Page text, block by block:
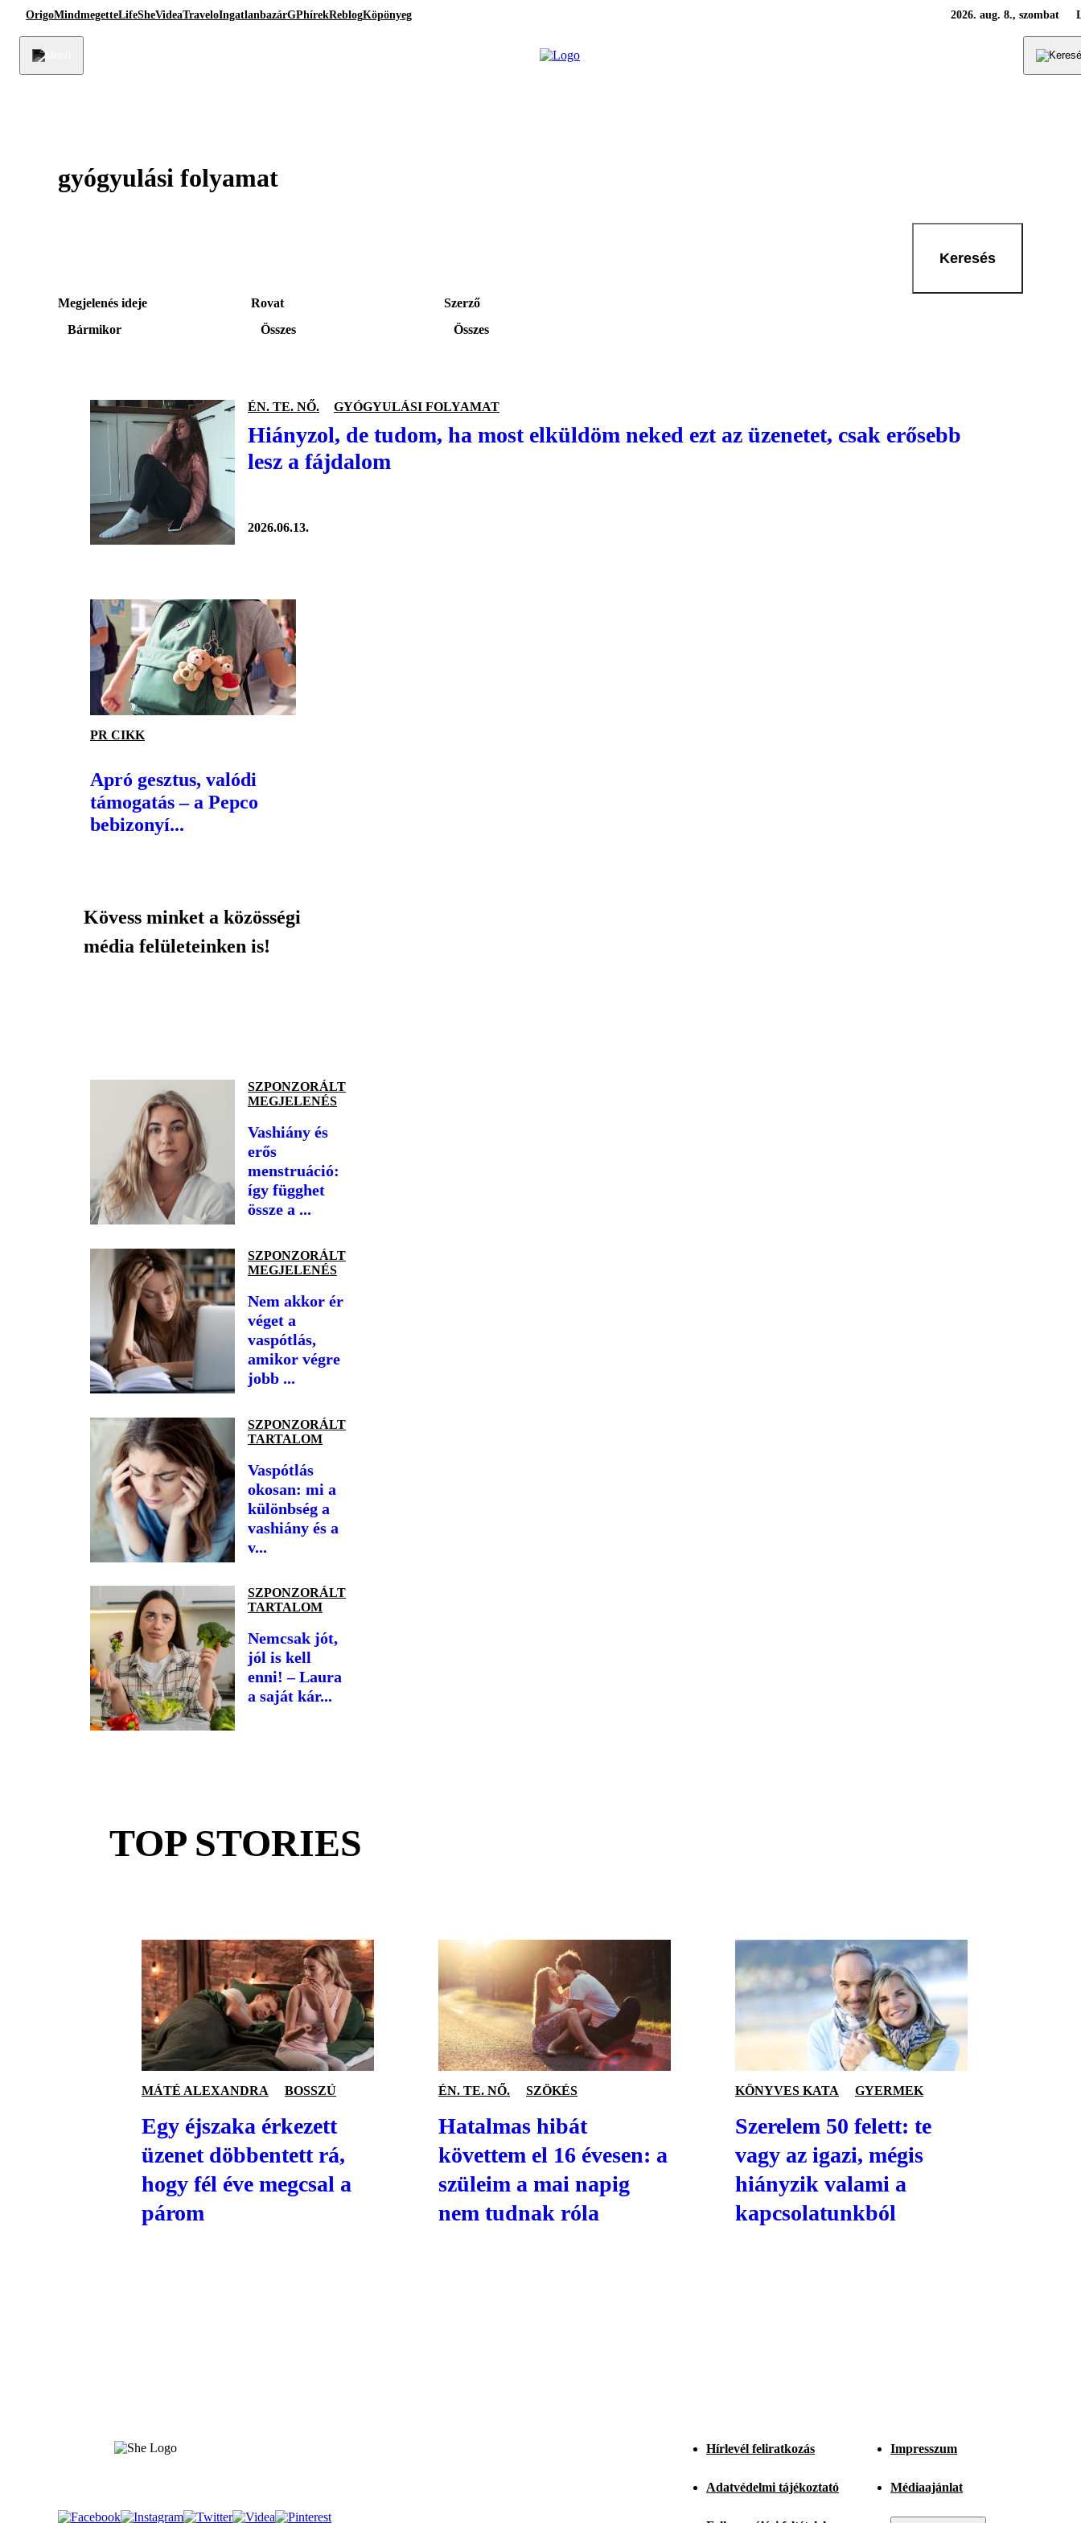
OrigoMindmegetteLifeSheVideaTraveloIngatlanbazárGPhírekReblogKöpönyeg 2026. aug. 8., szombat
gyógyulási folyamat
Keresés
Megjelenés ideje
Bármikor
Rovat
Összes
Szerző
Összes
ÉN. TE. NŐ. GYÓGYULÁSI FOLYAMAT
Hiányzol, de tudom, ha most elküldöm neked ezt az üzenetet, csak erősebb
lesz a fájdalom
2026.06.13.
PR CIKK
Apró gesztus, valódi
támogatás – a Pepco
bebizonyí...
Kövess minket a közösségi
média felületeinken is!
SZPONZORÁLT
MEGJELENÉS
Vashiány és
erős
menstruáció:
így függhet
össze a ...
SZPONZORÁLT
MEGJELENÉS
Nem akkor ér
véget a
vaspótlás,
amikor végre
jobb ...
SZPONZORÁLT
TARTALOM
Vaspótlás
okosan: mi a
különbség a
vashiány és a
v...
SZPONZORÁLT
TARTALOM
Nemcsak jót,
jól is kell
enni! – Laura
a saját kár...
TOP STORIES
MÁTÉ ALEXANDRA BOSSZÚ
Egy éjszaka érkezett
üzenet döbbentett rá,
hogy fél éve megcsal a
párom
ÉN. TE. NŐ. SZÖKÉS
Hatalmas hibát
követtem el 16 évesen: a
szüleim a mai napig
nem tudnak róla
KÖNYVES KATA GYERMEK
Szerelem 50 felett: te
vagy az igazi, mégis
hiányzik valami a
kapcsolatunkból
Hírlevél feliratkozás Impresszum
Adatvédelmi tájékoztató Médiaajánlat